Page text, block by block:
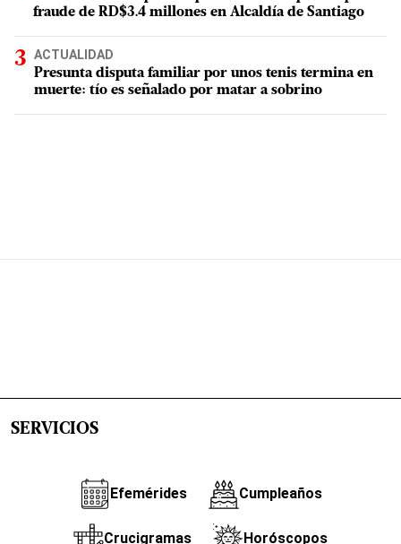
fraude de RD$3.4 millones en Alcaldía de Santiago
ACTUALIDAD
Presunta disputa familiar por unos tenis termina en
muerte: tío es señalado por matar a sobrino
SERVICIOS
Efemérides Cumpleaños
Crucigramas Horóscopos